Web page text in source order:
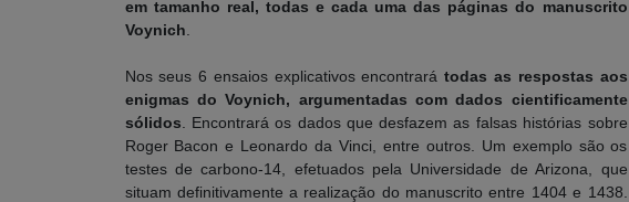
em tamanho real, todas e cada uma das páginas do manuscrito
Voynich
Nos seus 6 ensaios explicativos encontrarátodas as respostas aos
enigmas do Voynich, argumentadas com dados cientificamente
sólidos . Encontrará os dados que desfazem as falsas histórias sobre
Roger Bacon e Leonardo da Vinci, entre outros. Um exemplo são os
testes de carbono-14, efetuados pela Universidade de Arizona, que
situam definitivamente a realização do manuscrito entre 1404 e 1438.